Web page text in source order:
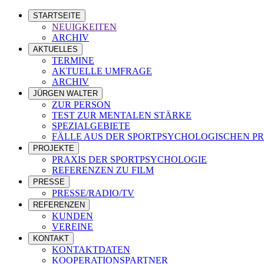
STARTSEITE
NEUIGKEITEN
ARCHIV
AKTUELLES
TERMINE
AKTUELLE UMFRAGE
ARCHIV
JÜRGEN WALTER
ZUR PERSON
TEST ZUR MENTALEN STÄRKE
SPEZIALGEBIETE
FÄLLE AUS DER SPORTPSYCHOLOGISCHEN
PROJEKTE
PRAXIS DER SPORTPSYCHOLOGIE
REFERENZEN ZU FILM
PRESSE
PRESSE/RADIO/TV
REFERENZEN
KUNDEN
VEREINE
KONTAKT
KONTAKTDATEN
KOOPERATIONSPARTNER